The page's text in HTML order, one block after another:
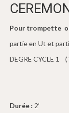
Pour trompette
partie en Ut et
DEGRE CYCLE 1 (
Durée : 2’